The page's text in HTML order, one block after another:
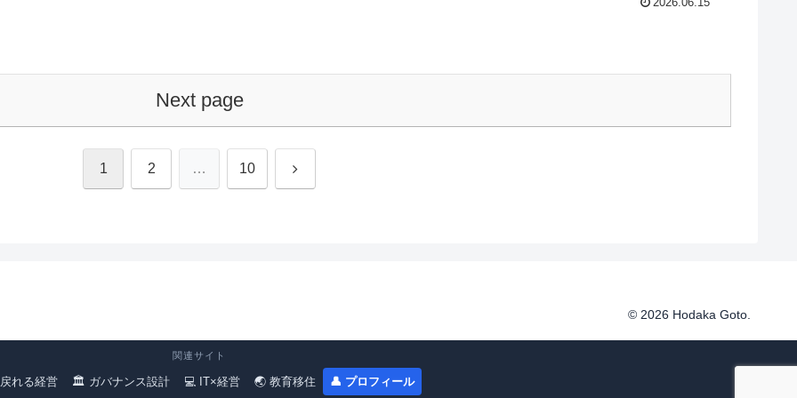
2026.06.15
Next page
1 2 … 10 Next
© 2026 Hodaka Goto.
関連サイト
れる経営 🏛 ガバナンス設計 💻 IT×経営 🌏 教育移住 👤 プロフィール